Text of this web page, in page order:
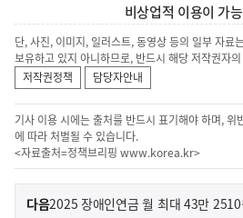
비상업적 이용이 가
단, 사진, 이미지, 일러스트, 동영상 등의 일부 자료
보유하고 있지 아니하므로, 반드시 해당 저작권자
저작권정책
담당자안내
기사 이용 시에는 출처를 반드시 표기해야 하며, 위
에 따라 처벌될 수 있습니다.
<자료출처=정책브리핑 www.korea.kr>
이다음기
2025 장애인연금 월 최대 43만